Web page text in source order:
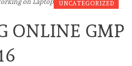
UNCATEGORIZED
ONLINE GMP